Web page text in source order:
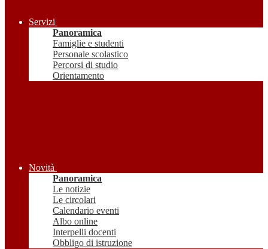
Servizi
Panoramica
Famiglie e studenti
Personale scolastico
Percorsi di studio
Orientamento
Novità
Panoramica
Le notizie
Le circolari
Calendario eventi
Albo online
Interpelli docenti
Obbligo di istruzione